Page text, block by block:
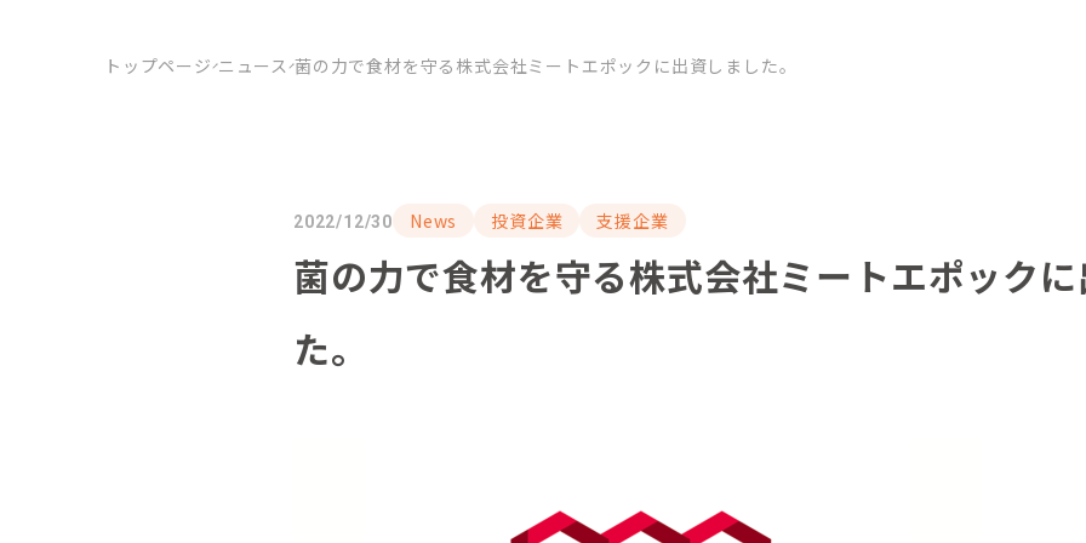
トップページ ニュース 菌の力で食材を守る株式会社ミートエポックに出資しました。
2022/12/30 News 投資企業 支援企業
菌の力で食材を守る株式会社ミートエポック
た。